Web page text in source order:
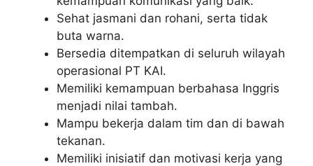
Sehat jasmani dan rohani, serta tidak
buta warna.
Bersedia ditempatkan di seluruh wilayah
operasional PT KAI.
Memiliki kemampuan berbahasa Inggris
menjadi nilai tambah.
Mampu bekerja dalam tim dan di bawah
tekanan.
Memiliki inisiatif dan motivasi kerja yang